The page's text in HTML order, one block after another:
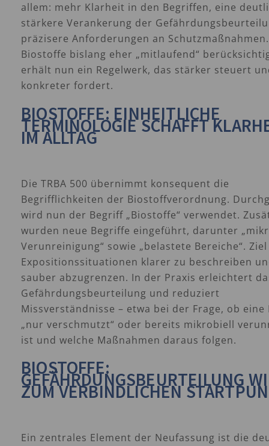
allem: mehr Klarheit in den Begriffen, eine
stärkere Verankerung der
präzisere Anforderungen an
Biostoffe bislang eher „mitlaufend“
erhält nun ein Regelwerk, das stärker steuert
konkreter fordert.
BIOSTOFFE: EINHEITLICHE
TERMINOLOGIE SCHAFFT
IM ALLTAG
Die TRBA 500 übernimmt konsequent die
Begrifflichkeiten der Biostoffverordnung.
wird nun der Begriff „Biostoffe“ verwendet.
wurden neue Begriffe eingeführt, darunter
Verunreinigung“ sowie „belastete Bereiche“.
Expositionssituationen klarer zu beschreiben
sauber abzugrenzen. In der Praxis erleichtert
Gefährdungsbeurteilung und reduziert
Missverständnisse – etwa bei der Frage, ob eine
„nur verschmutzt“ oder bereits mikrobiell
ist und welche Maßnahmen daraus folgen.
BIOSTOFFE:
GEFÄHRDUNGSBEURTEILUNG
ZUM VERBINDLICHEN
Ein zentrales Element der Neufassung ist die